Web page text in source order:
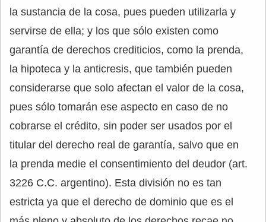
la sustancia de la cosa, pues pueden utilizarla y
servirse de ella; y los que sólo existen como
garantía de derechos crediticios, como la prenda,
la hipoteca y la anticresis, que también pueden
considerarse que solo afectan el valor de la cosa,
pues sólo tomarán ese aspecto en caso de no
cobrarse el crédito, sin poder ser usados por el
titular del derecho real de garantía, salvo que en
la prenda medie el consentimiento del deudor (art.
3226 C.C. argentino). Esta división no es tan
estricta ya que el derecho de dominio que es el